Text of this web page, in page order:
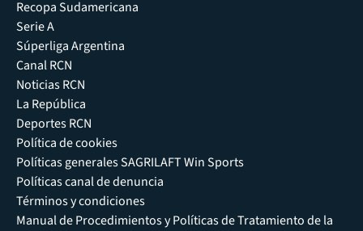
Recopa Sudamericana
Serie A
Súperliga Argentina
Canal RCN
Noticias RCN
La República
Deportes RCN
Política de cookies
Políticas generales SAGRILAFT Win Sports
Políticas canal de denuncia
Términos y condiciones
Manual de Procedimientos y Políticas de Tratamiento de la